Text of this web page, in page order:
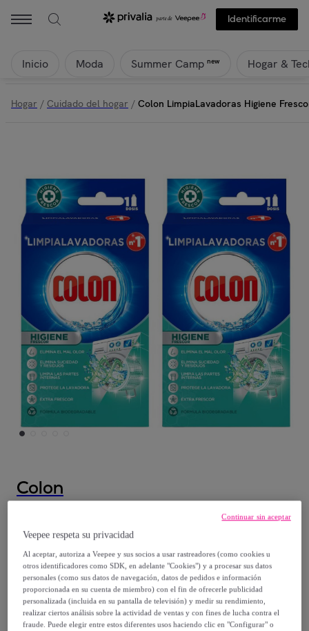
Identificarme
Inicio Moda Summer Camp new Hogar &
Hogar / Cuidado del hogar / Colon LimpiaLavadoras Higiene
Colon
Colon LimpiaLavadoras Higiene Frescor
250ml, 2 unidades
Modelo: Colon LimpiaLavadoras Higiene
Frescor 250ml, 2 unidades
8,50 €
Veepee respeta su privacidad
Al aceptar, autoriza a Veepee y sus socios a usar rastreadores (como cookies u
otros identificadores como SDK, en adelante "Cookies") y a procesar sus datos
personales (como sus datos de navegación, datos de pedidos e información
proporcionada en su cuenta de miembro) con el fin de ofrecerle publicidad
personalizada (incluida en su pantalla de televisión) y medir su rendimiento,
realizar ciertos análisis sobre la actividad de ventas y con fines de lucha contra el
fraude. Puede elegir entre estos diferentes usos haciendo clic en "Configurar" o
Continuar sin aceptar